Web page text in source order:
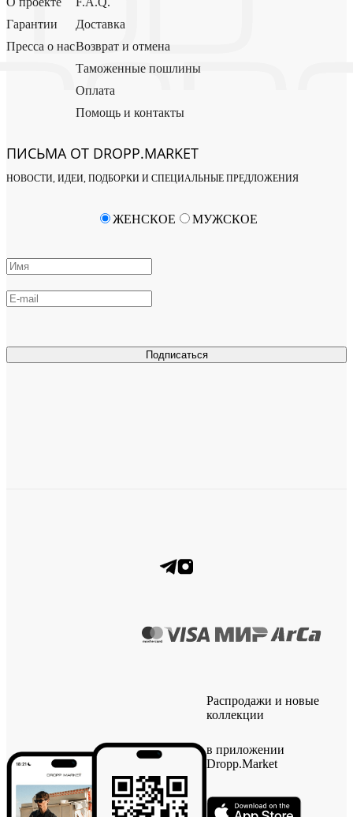
Гарантии
Пресса о нас
Доставка
Возврат и отмена
Таможенные пошлины
Оплата
Помощь и контакты
ПИСЬМА ОТ DROPP.MARKET
НОВОСТИ, ИДЕИ, ПОДБОРКИ И СПЕЦИАЛЬНЫЕ ПРЕДЛОЖЕНИЯ
Подписаться
ЖЕНСКОЕ МУЖСКОЕ
Распродажи и новые
коллекции
в приложении
Dropp.Market